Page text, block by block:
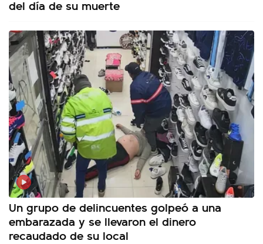
del día de su muerte
Un grupo de delincuentes golpeó a una
embarazada y se llevaron el dinero
recaudado de su local